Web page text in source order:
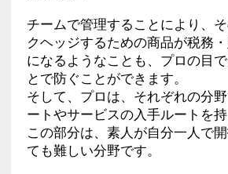
チームで管理することにより、
クヘッジするための商品が税務
になるようなことも、プロの目
とで防ぐことができます。
そして、プロは、それぞれの分
ートやサービスの入手ルートを持
この部分は、素人が自分一人で
ても難しい分野です。